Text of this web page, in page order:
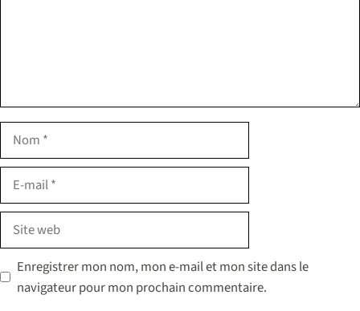
Nom
Site
Enregistrer mon nom, mon e-mail et mon site dans le
navigateur pour mon prochain commentaire.